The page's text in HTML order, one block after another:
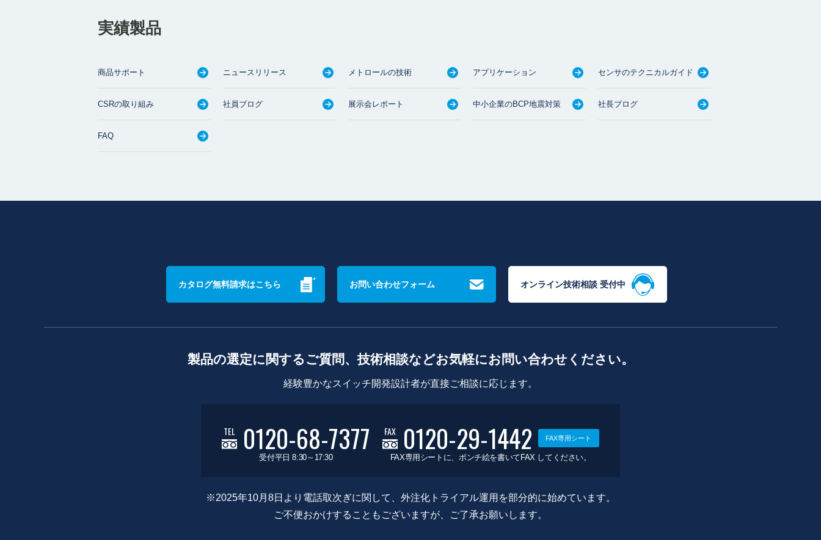
実績製品
商品サポート ニュースリリース メトロールの技術 アプリケーション センサのテクニカルガイド
CSRの取り組み 社員ブログ 展示会レポート 中小企業のBCP地震対策 社長ブログ
FAQ
カタログ無料請求はこちら お問い合わせフォーム オンライン技術相談 受付中
製品の選定に関するご質問、技術相談などお気軽にお問い合わせください。
経験豊かなスイッチ開発設計者が直接ご相談に応じます。
TEL 0120-68-7377
受付平日 8:30～17:30
FAX 0120-29-1442 FAX専用シート
FAX専用シートに、ポンチ絵を書いてFAX してください。
※2025年10月8日より電話取次ぎに関して、外注化トライアル運用を部分的に始めています。
ご不便おかけすることもございますが、ご了承お願いします。